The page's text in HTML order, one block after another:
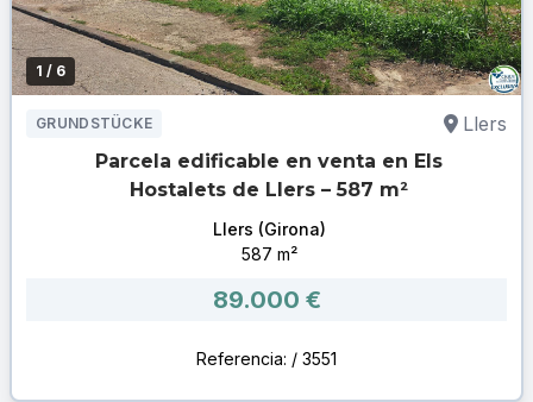
1 / 6
GRUNDSTÜCKE Llers
Parcela edificable en venta en Els
Hostalets de Llers – 587 m²
Llers (Girona)
587 m²
89.000 €
Referencia: / 3551